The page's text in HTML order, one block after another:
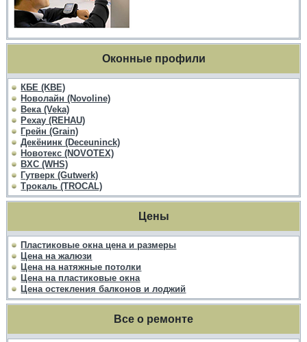
Оконные профили
КБЕ (KBE)
Новолайн (Novoline)
Века (Veka)
Рехау (REHAU)
Грейн (Grain)
Декёнинк (Deceuninck)
Новотекс (NOVOTEX)
ВХС (WHS)
Гутверк (Gutwerk)
Трокаль (TROCAL)
Цены
Пластиковые окна цена и размеры
Цена на жалюзи
Цена на натяжные потолки
Цена на пластиковые окна
Цена остекления балконов и лоджий
Все о ремонте